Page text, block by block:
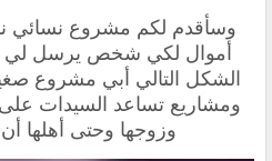
وسأقدم لكم مشروع نسائي
أموال لكي شخص يرسل
الشكل التالي أبي مشروع
ومشاريع تساعد السيدات على
وزوجها وحتى أهلها